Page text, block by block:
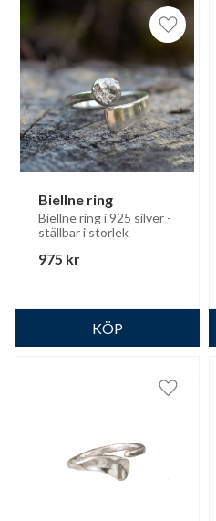
Biellne ring
Biellne ring i 925 silver -
ställbar i storlek
975 kr
Lägg
Lägg